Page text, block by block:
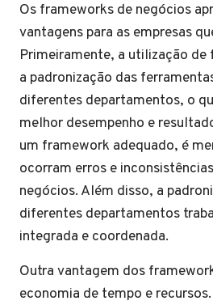
Os frameworks de negócios
vantagens para as empresas
Primeiramente, a utilização
a padronização das
diferentes departamentos, o
melhor desempenho e
um framework adequado, é
ocorram erros e
negócios. Além disso, a
diferentes departamentos
integrada e coordenada.
Outra vantagem dos
economia de tempo e